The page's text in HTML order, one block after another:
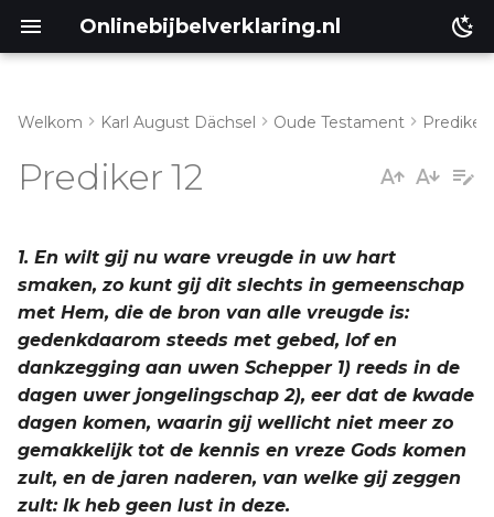
Onlinebijbelverklaring.nl
Lukas
Johannes
Handelingen
Romeinen
1 Korinthe
Welkom Karl August Dächsel Oude Testament Prediker
Prediker 12
1. En wilt gij nu ware vreugde in uw hart
smaken, zo kunt gij dit slechts in gemeenschap
met Hem, die de bron van alle vreugde is:
gedenkdaarom steeds met gebed, lof en
dankzegging aan uwen Schepper 1) reeds in de
dagen uwer jongelingschap 2), eer dat de kwade
dagen komen, waarin gij wellicht niet meer zo
gemakkelijk tot de kennis en vreze Gods komen
zult, en de jaren naderen, van welke gij zeggen
zult: Ik heb geen lust in deze.